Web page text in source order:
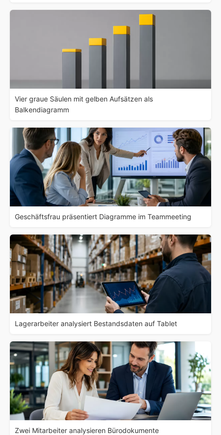
Vier graue Säulen mit gelben Aufsätzen als
Balkendiagramm
Geschäftsfrau präsentiert Diagramme im Teammeeting
Lagerarbeiter analysiert Bestandsdaten auf Tablet
Zwei Mitarbeiter analysieren Bürodokumente